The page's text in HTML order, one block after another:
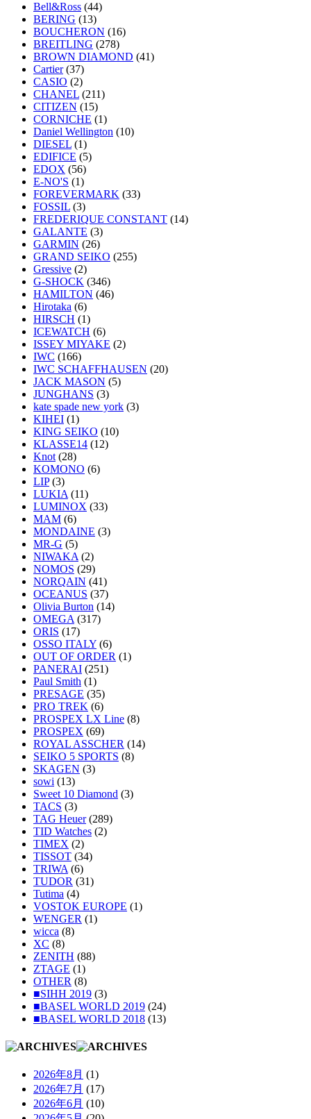
Bell&Ross (44)
BERING (13)
BOUCHERON (16)
BREITLING (278)
BROWN DIAMOND (41)
Cartier(37)
CASIO (2)
CHANEL (211)
CITIZEN (15)
CORNICHE (1)
Daniel Wellington (10)
DIESEL (1)
EDIFICE (5)
EDOX (56)
E-NO'S (1)
FOREVERMARK (33)
FOSSIL (3)
FREDERIQUE CONSTANT (14)
GALANTE (3)
GARMIN (26)
GRAND SEIKO (255)
Gressive (2)
G-SHOCK (346)
HAMILTON (46)
Hirotaka (6)
HIRSCH (1)
ICEWATCH (6)
ISSEY MIYAKE (2)
IWC (166)
IWC SCHAFFHAUSEN (20)
JACK MASON (5)
JUNGHANS (3)
kate spade new york (3)
KIHEI (1)
KING SEIKO (10)
KLASSE14 (12)
Knot (28)
KOMONO (6)
LIP(3)
LUKIA (11)
LUMINOX (33)
MAM (6)
MONDAINE (3)
MR-G (5)
NIWAKA (2)
NOMOS (29)
NORQAIN (41)
OCEANUS (37)
Olivia Burton (14)
OMEGA (317)
ORIS (17)
OSSO ITALY (6)
OUT OF ORDER (1)
PANERAI (251)
Paul Smith (1)
PRESAGE (35)
PRO TREK (6)
PROSPEX LX Line (8)
PROSPEX (69)
ROYAL ASSCHER (14)
SEIKO 5 SPORTS (8)
SKAGEN (3)
sowi (13)
Sweet 10 Diamond (3)
TACS (3)
TAG Heuer(289)
TID Watches (2)
TIMEX (2)
TISSOT (34)
TRIWA (6)
TUDOR (31)
Tutima (4)
VOSTOK EUROPE (1)
WENGER (1)
wicca (8)
XC (8)
ZENITH (88)
ZTAGE (1)
OTHER (8)
■SIHH 2019 (3)
■BASEL WORLD 2019 (24)
■BASEL WORLD 2018 (13)
2026年8月 (1)
2026年7月 (17)
2026年6月 (10)